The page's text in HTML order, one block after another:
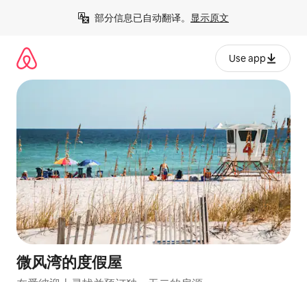
部分信息已自动翻译。 显示原文
Use app
微风湾的度假屋